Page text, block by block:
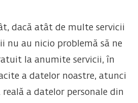
dacă atât de multe servicii
nu au nicio problemă să ne
la anumite servicii, în
a datelor noastre, atunci
reală a datelor personale din